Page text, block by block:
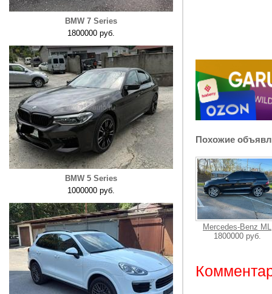
BMW 7 Series
1800000 руб.
BMW 5 Series
1000000 руб.
Похожие
Mercedes-Benz ML
1800000 руб.